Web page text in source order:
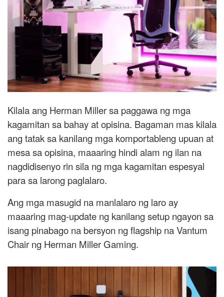
Kilala ang Herman Miller sa paggawa ng mga
kagamitan sa bahay at opisina. Bagaman mas kilala
ang tatak sa kanilang mga komportableng upuan at
mesa sa opisina, maaaring hindi alam ng ilan na
nagdidisenyo rin sila ng mga kagamitan espesyal
para sa larong paglalaro.
Ang mga masugid na manlalaro ng laro ay
maaaring mag-update ng kanilang setup ngayon sa
isang pinabago na bersyon ng flagship na Vantum
Chair ng Herman Miller Gaming.